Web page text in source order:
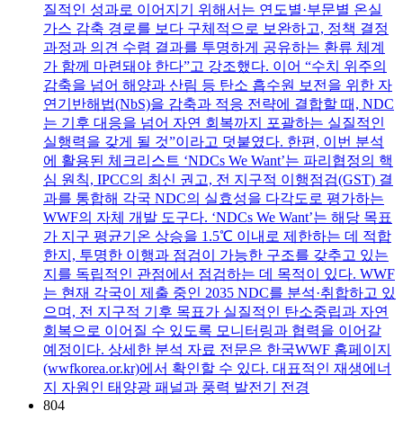
질적인 성과로 이어지기 위해서는 연도별·부문별 온실
가스 감축 경로를 보다 구체적으로 보완하고, 정책 결정
과정과 의견 수렴 결과를 투명하게 공유하는 환류 체계
가 함께 마련돼야 한다”고 강조했다. 이어 “수치 위주의
감축을 넘어 해양과 산림 등 탄소 흡수원 보전을 위한 자
연기반해법(NbS)을 감축과 적응 전략에 결합할 때, NDC
는 기후 대응을 넘어 자연 회복까지 포괄하는 실질적인
실행력을 갖게 될 것”이라고 덧붙였다. 한편, 이번 분석
에 활용된 체크리스트 ‘NDCs We Want’는 파리협정의 핵
심 원칙, IPCC의 최신 권고, 전 지구적 이행점검(GST) 결
과를 통합해 각국 NDC의 실효성을 다각도로 평가하는
WWF의 자체 개발 도구다. ‘NDCs We Want’는 해당 목표
가 지구 평균기온 상승을 1.5℃ 이내로 제한하는 데 적합
한지, 투명한 이행과 점검이 가능한 구조를 갖추고 있는
지를 독립적인 관점에서 점검하는 데 목적이 있다. WWF
는 현재 각국이 제출 중인 2035 NDC를 분석·취합하고 있
으며, 전 지구적 기후 목표가 실질적인 탄소중립과 자연
회복으로 이어질 수 있도록 모니터링과 협력을 이어갈
예정이다. 상세한 분석 자료 전문은 한국WWF 홈페이지
(wwfkorea.or.kr)에서 확인할 수 있다. 대표적인 재생에너
지 자원인 태양광 패널과 풍력 발전기 전경
804